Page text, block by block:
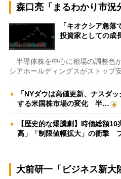
森口亮「まるわかり市況
「キオクシア急
投資家としての
半導体株を中心に相場の調整色
シアホールディングスがストップ
「NYダウは高値更新、ナスダ
する米国株市場の変化 半…
【歴史的な爆騰劇】時価総額
高」「制限値幅拡大」の衝撃
大前研一「ビジネス新大